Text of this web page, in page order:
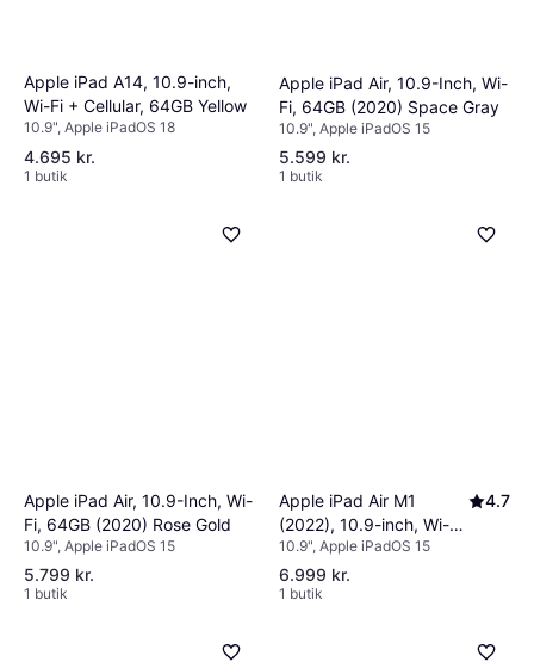
Apple iPad A14, 10.9-inch,
Wi-Fi + Cellular, 64GB Yellow
10.9", Apple iPadOS 18
4.695 kr.
1 butik
Apple iPad Air, 10.9-Inch, Wi-
Fi, 64GB (2020) Space Gray
10.9", Apple iPadOS 15
5.599 kr.
1 butik
Apple iPad Air, 10.9-Inch, Wi-
Fi, 64GB (2020) Rose Gold
10.9", Apple iPadOS 15
5.799 kr.
1 butik
Apple iPad Air M1
(2022), 10.9-inch, Wi-Fi
+ Cellular, 64GB Blue
4.7
10.9", Apple iPadOS 15
6.999 kr.
1 butik